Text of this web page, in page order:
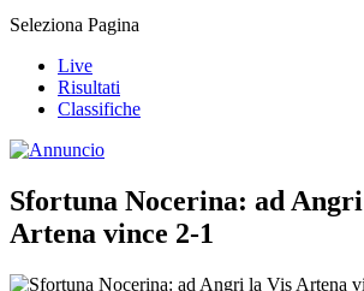
Seleziona Pagina
Live
Risultati
Classifiche
Sfortuna Nocerina: ad
Artena vince 2-1